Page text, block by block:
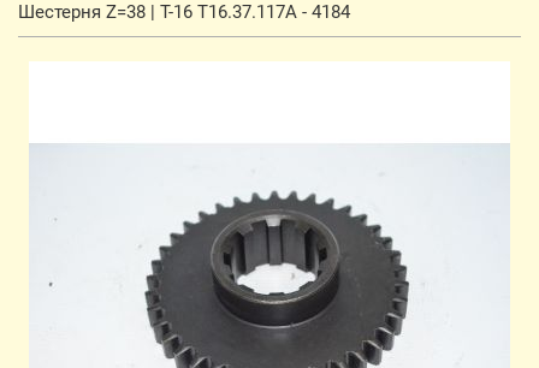
Шестерня Z=38 | Т-16 Т16.37.117А - 4184